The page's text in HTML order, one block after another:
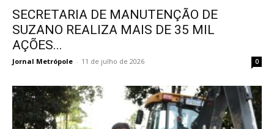
SECRETARIA DE MANUTENÇÃO DE
SUZANO REALIZA MAIS DE 35 MIL
AÇÕES...
Jornal Metrópole - 11 de julho de 2026 0